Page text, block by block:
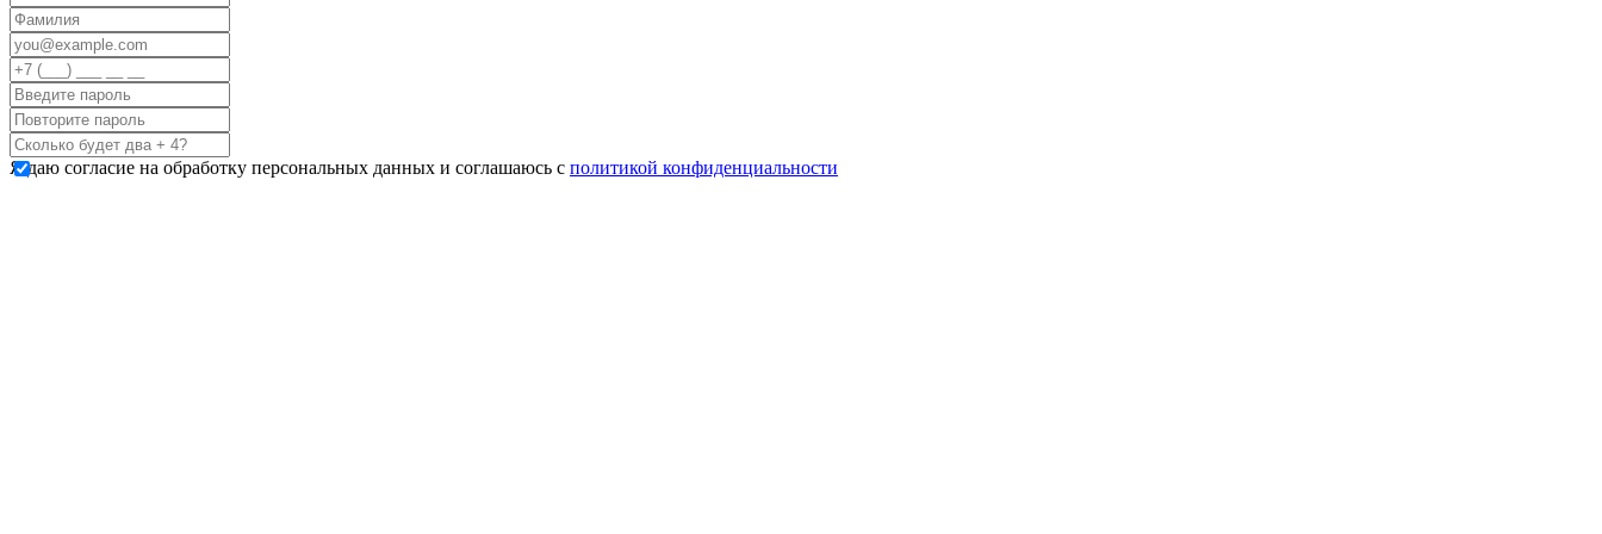
Я даю согласие на обработку персональных данных и соглашаюсь с политикой конфиденциальности